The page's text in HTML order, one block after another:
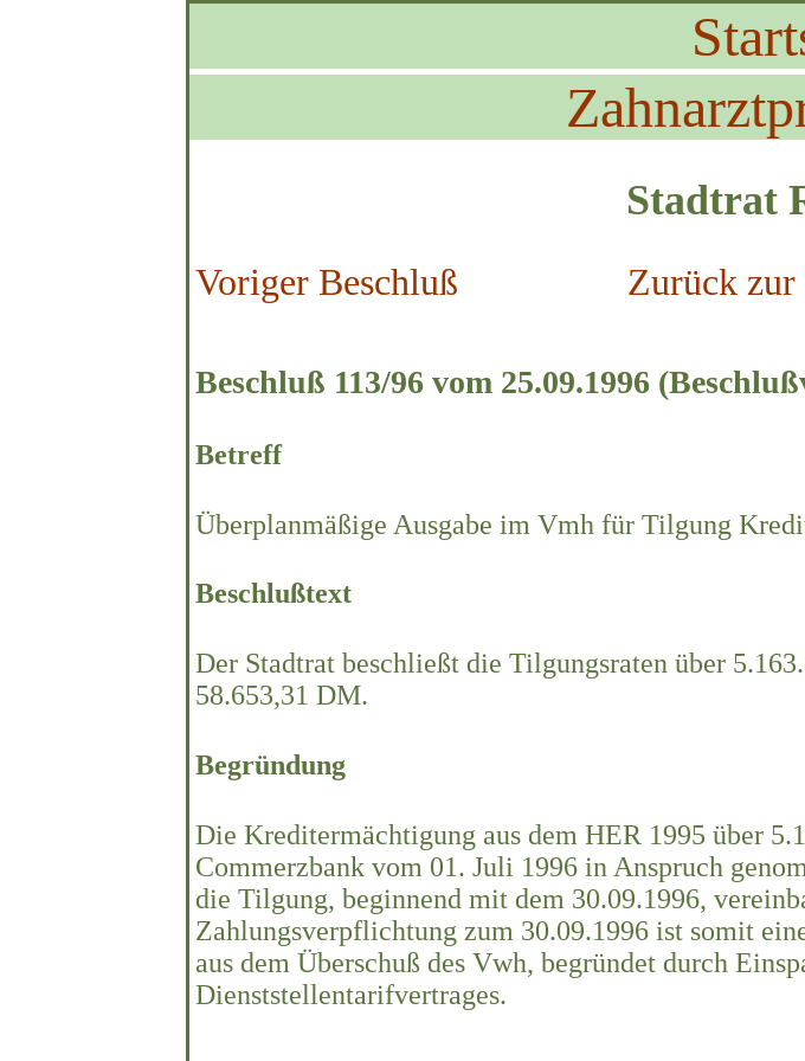
Stadtrat
Voriger Beschluß Zurück
Beschluß 113/96 vom 25.09.1996
Betreff
Überplanmäßige Ausgabe im Vmh für Tilgung
Beschlußtext
Der Stadtrat beschließt die Tilgungsraten über
58.653,31 DM.
Begründung
Die Kreditermächtigung aus dem HER 1995 über
Commerzbank vom 01. Juli 1996 in Anspruch
die Tilgung, beginnend mit dem 30.09.1996,
Zahlungsverpflichtung zum 30.09.1996 ist somit
aus dem Überschuß des Vwh, begründet durch
Dienststellentarifvertrages.